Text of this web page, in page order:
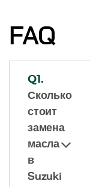
FAQ
Q1.
Сколько
стоит
замена
масла
в
Suzuki